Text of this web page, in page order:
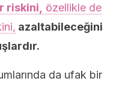
riskini,
özellikle de
azaltabileceğini
da ufak bir